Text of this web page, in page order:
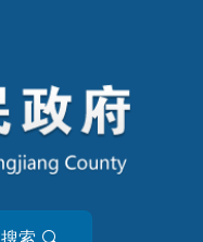
搜索